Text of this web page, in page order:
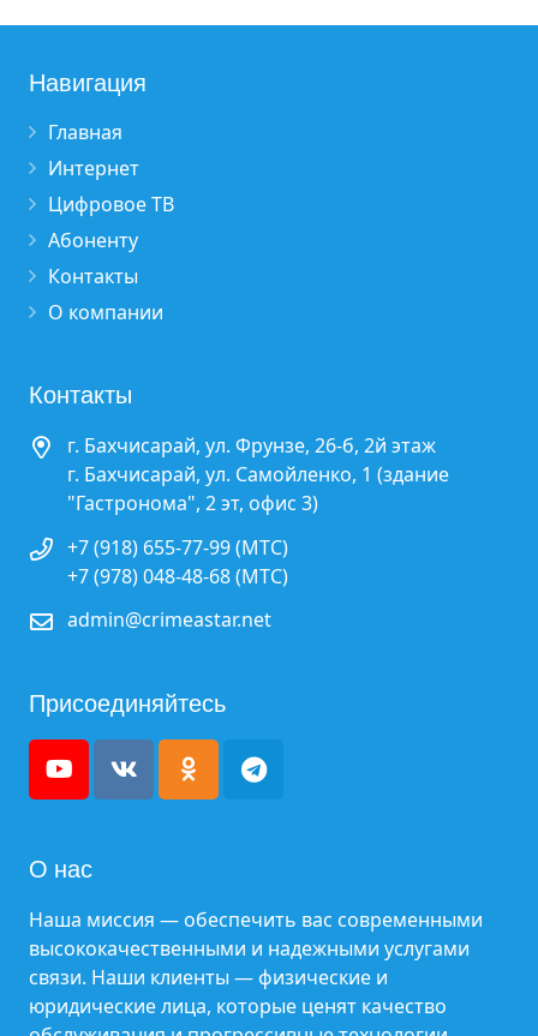
Навигация
Главная
Интернет
Цифровое ТВ
Абоненту
Контакты
О компании
Контакты
г. Бахчисарай, ул. Фрунзе, 26-б, 2й этаж
г. Бахчисарай, ул. Самойленко, 1 (здание
"Гастронома", 2 эт, офис 3)
+7 (918) 655-77-99 (МТС)
+7 (978) 048-48-68 (МТС)
admin@crimeastar.net
Присоединяйтесь
О нас
Наша миссия — обеспечить вас современными
высококачественными и надежными услугами
связи. Наши клиенты — физические и
юридические лица, которые ценят качество